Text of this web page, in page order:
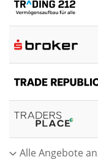
Alle Angebote